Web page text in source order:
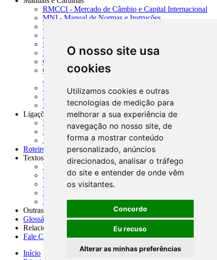
O nosso site usa
cookies
Utilizamos cookies e outras
tecnologias de medição para
melhorar a sua experiência de
navegação no nosso site, de
forma a mostrar conteúdo
personalizado, anúncios
direcionados, analisar o tráfego
do site e entender de onde vêm
os visitantes.
Concordo
Eu recuso
Alterar as minhas preferências
RMCCI - Mercado de Câmbio e Capital Internacional
MNI - Manual de Normas e Instruções
MTVM - Manual de Títulos e Valores Mobiliários
MCR - Manual de Crédito Rural
SISORF - Manual de Organização do SFN
MASUP - Manual de Supervisão Bancária
CADOC - Catálogo de Documentos
CNAE-CONCLA - Classificação Nacional de
Atividades Econômicas
PMF - Cartilhas do BCB
Manuais Auxiliares do BCB e Cosif-e
Resenhas Diárias Governamentais
Ligações Externas
Links Úteis
Presidência da República
Agências Nacionais Reguladoras
Roteiros para Estudos
Textos
Índice de Textos
Editorial
Monografias
Na Imprensa
Fórum de Discussão
Outras ferramentas
Glossário
Relacionamento
Fale Conosco
Início